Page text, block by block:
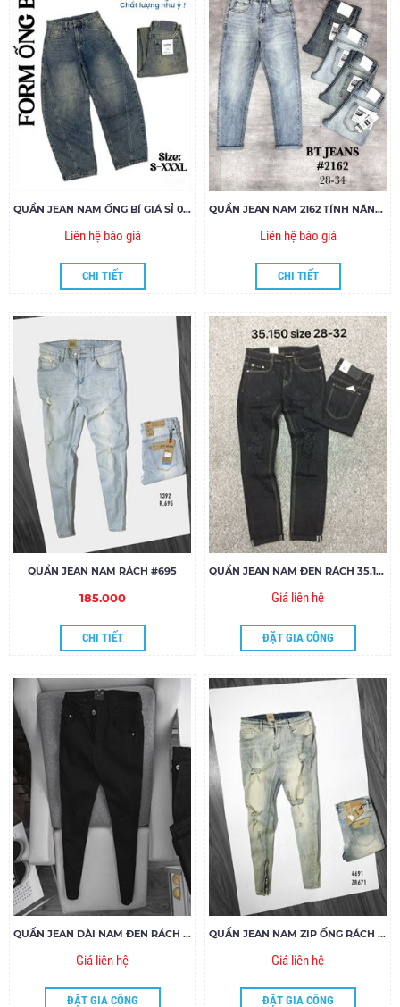
QUẦN JEAN NAM ỐNG BÍ GIÁ SỈ 001
Liên hệ báo giá
CHI TIẾT
QUẦN JEAN NAM 2162 TÍNH NĂNG LÀM MÁT COOLMAX
Liên hệ báo giá
CHI TIẾT
QUẦN JEAN NAM RÁCH #695
185.000
CHI TIẾT
QUẦN JEAN NAM ĐEN RÁCH 35.150
Giá liên hệ
ĐẶT GIA CÔNG
QUẦN JEAN DÀI NAM ĐEN RÁCH GỐI ZIPPER
Giá liên hệ
ĐẶT GIA CÔNG
QUẦN JEAN NAM ZIP ỐNG RÁCH ZR671
Giá liên hệ
ĐẶT GIA CÔNG